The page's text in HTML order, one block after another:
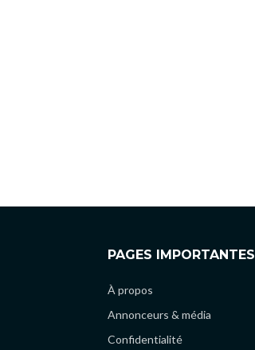
PAGES IMPORTANTES
À propos
Annonceurs & média
Confidentialité